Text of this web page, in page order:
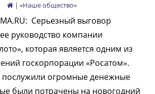
| «Наше общество»
Серьезный выговор
руководство компании
которая является одним из
госкорпорации «Росатом».
огромные денежные
были потрачены на новогодний